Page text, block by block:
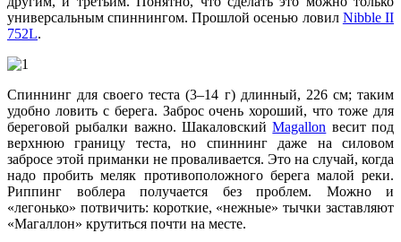
универсальным спиннингом. Прошлой осенью ловил Nibble II
752L.
Спиннинг для своего теста (3–14 г) длинный, 226 см; таким
удобно ловить с берега. Заброс очень хороший, что тоже для
береговой рыбалки важно. ШакаловскийMagallon весит под
верхнюю границу теста, но спиннинг даже на силовом
забросе этой приманки не проваливается. Это на случай, когда
надо пробить меляк противоположного берега малой реки.
Риппинг воблера получается без проблем. Можно и
«легонько» потвичить: короткие, «нежные» тычки заставляют
«Магаллон» крутиться почти на месте.